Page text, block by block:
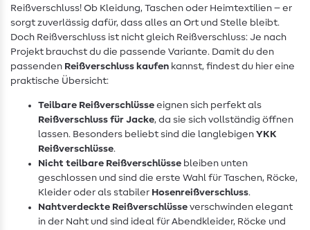
Reißverschluss! Ob Kleidung, Taschen oder Heimtextilien – er
sorgt zuverlässig dafür, dass alles an Ort und Stelle bleibt.
Doch Reißverschluss ist nicht gleich Reißverschluss: Je nach
Projekt brauchst du die passende Variante. Damit du den
passenden Reißverschluss kaufen kannst, findest du hier eine
praktische Übersicht:
Teilbare Reißverschlüsse eignen sich perfekt als
Reißverschluss für Jacke, da sie sich vollständig öffnen
lassen. Besonders beliebt sind die langlebigen YKK
Reißverschlüsse.
Nicht teilbare Reißverschlüsse bleiben unten
geschlossen und sind die erste Wahl für Taschen, Röcke,
Kleider oder als stabiler Hosenreißverschluss.
Nahtverdeckte Reißverschlüsse verschwinden elegant
in der Naht und sind ideal für Abendkleider, Röcke und